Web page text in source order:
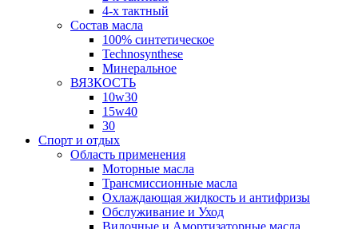
4-х тактный
Состав масла
100% синтетическое
Technosynthese
Минеральное
ВЯЗКОСТЬ
10w30
15w40
30
Спорт и отдых
Область применения
Моторные масла
Трансмиссионные масла
Охлаждающая жидкость и антифризы
Обслуживание и Уход
Вилочные и Амортизаторные масла